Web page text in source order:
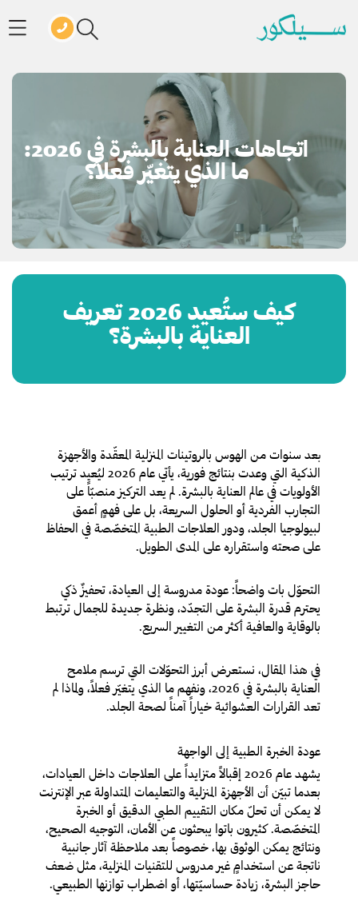
اتجاهات العناية بالبشرة في 2026:
ما الذي يتغيّر فعلاً؟
كيف ستُعيد 2026 تعريف
العناية بالبشرة؟
بعد سنوات من الهوس بالروتينات المنزلية المعقّدة والأجهزة
الذكية التي وعدت بنتائج فورية، يأتي عام 2026 ليُعيد ترتيب
الأولويات في عالم العناية بالبشرة. لم يعد التركيز منصبّاً على
التجارب الفردية أو الحلول السريعة، بل على فهمٍ أعمق
لبيولوجيا الجلد، ودور العلاجات الطبية المتخصّصة في الحفاظ
على صحته واستقراره على المدى الطويل.
التحوّل بات واضحاً: عودة مدروسة إلى العيادة، تحفيزٌ ذكي
يحترم قدرة البشرة على التجدّد، ونظرة جديدة للجمال ترتبط
بالوقاية والعافية أكثر من التغيير السريع.
في هذا المقال، نستعرض أبرز التحوّلات التي ترسم ملامح
العناية بالبشرة في 2026، ونفهم ما الذي يتغيّر فعلاً، ولماذا لم
تعد القرارات العشوائية خياراً آمناً لصحة الجلد.
عودة الخبرة الطبية إلى الواجهة
يشهد عام 2026 إقبالاً متزايداً على العلاجات داخل العيادات،
بعدما تبيّن أن الأجهزة المنزلية والتعليمات المتداولة عبر الإنترنت
لا يمكن أن تحلّ مكان التقييم الطبي الدقيق أو الخبرة
المتخصّصة. كثيرون باتوا يبحثون عن الأمان، التوجيه الصحيح،
ونتائج يمكن الوثوق بها، خصوصاً بعد ملاحظة آثار جانبية
ناتجة عن استخدامٍ غير مدروس للتقنيات المنزلية، مثل ضعف
حاجز البشرة، زيادة حساسيّتها، أو اضطراب توازنها الطبيعي.